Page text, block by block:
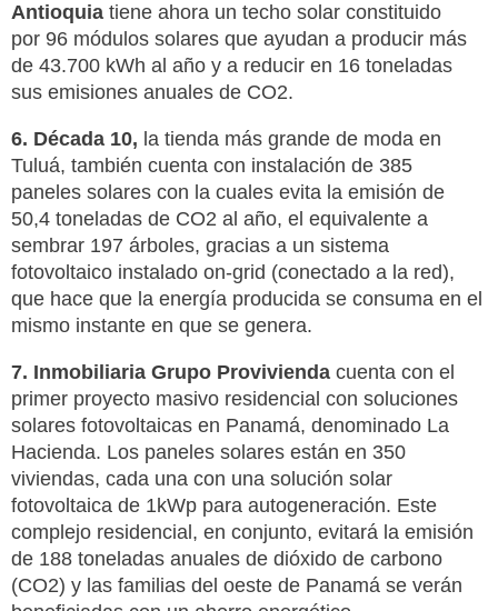
Antioquia tiene ahora un techo solar constituido
por 96 módulos solares que ayudan a producir más
de 43.700 kWh al año y a reducir en 16 toneladas
sus emisiones anuales de CO2.
6. Década 10, la tienda más grande de moda en
Tuluá, también cuenta con instalación de 385
paneles solares con la cuales evita la emisión de
50,4 toneladas de CO2 al año, el equivalente a
sembrar 197 árboles, gracias a un sistema
fotovoltaico instalado on-grid (conectado a la red),
que hace que la energía producida se consuma en el
mismo instante en que se genera.
7. Inmobiliaria Grupo Provivienda cuenta con el
primer proyecto masivo residencial con soluciones
solares fotovoltaicas en Panamá, denominado La
Hacienda. Los paneles solares están en 350
viviendas, cada una con una solución solar
fotovoltaica de 1kWp para autogeneración. Este
complejo residencial, en conjunto, evitará la emisión
de 188 toneladas anuales de dióxido de carbono
(CO2) y las familias del oeste de Panamá se verán